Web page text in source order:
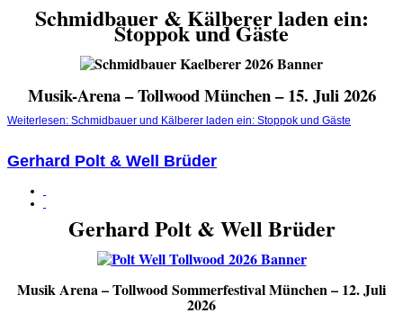
Schmidbauer & Kälberer laden ein:
Stoppok und Gäste
Musik-Arena – Tollwood München – 15. Juli 2026
Weiterlesen: Schmidbauer und Kälberer laden ein: Stoppok und Gäste
Gerhard Polt & Well Brüder
Gerhard Polt & Well Brüder
Musik Arena – Tollwood Sommerfestival München – 12. Juli
2026